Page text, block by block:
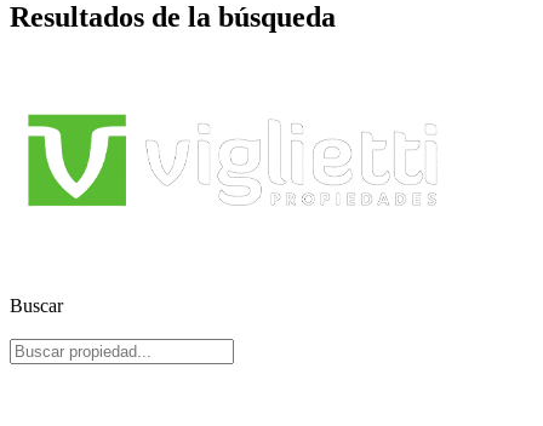
Resultados de la búsqueda
Buscar